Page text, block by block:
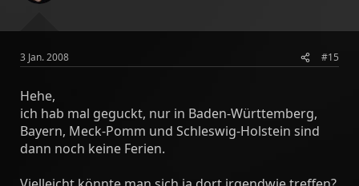
3 Jan. 2008 #15
Hehe,
ich hab mal geguckt, nur in Baden-Württemberg,
Bayern, Meck-Pomm und Schleswig-Holstein sind
dann noch keine Ferien.